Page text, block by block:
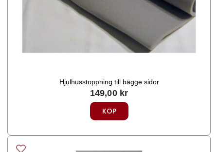
Hjulhusstoppning till bägge sidor
149,00 kr
KÖP